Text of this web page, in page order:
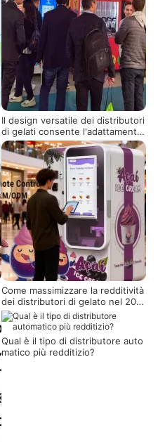
Il design versatile dei distributori
di gelati consente l'adattamento
a vari spazi
Come massimizzare la redditività
dei distributori di gelato nel 202
4
Qual è il tipo di distributore auto
matico più redditizio?